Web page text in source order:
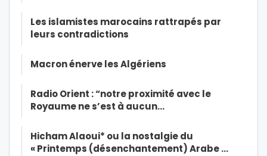
Les islamistes marocains rattrapés par
leurs contradictions
Macron énerve les Algériens
Radio Orient : “notre proximité avec le
Royaume ne s’est à aucun…
Hicham Alaoui* ou la nostalgie du
« Printemps (désenchantement) Arabe …